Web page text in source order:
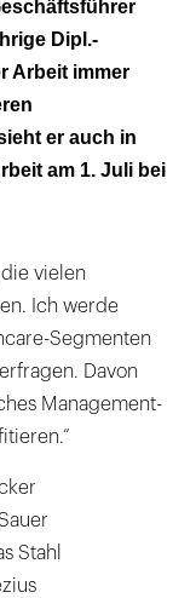
Dipl.-
Arbeit immer
er auch in
am 1. Juli bei
vielen
Ich werde
Segmenten
Davon
Management-
Stahl